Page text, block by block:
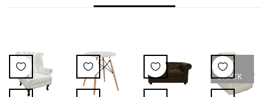
LOW
STOCK